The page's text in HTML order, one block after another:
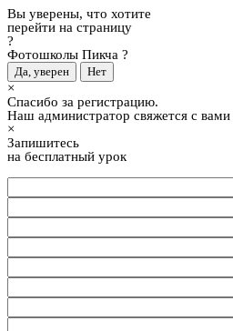
Вы уверены, что хотите
перейти на страницу
?
Фотошколы Пикча ?
×
Спасибо за регистрацию.
Наш администратор свяжется с
×
Запишитесь
на бесплатный урок